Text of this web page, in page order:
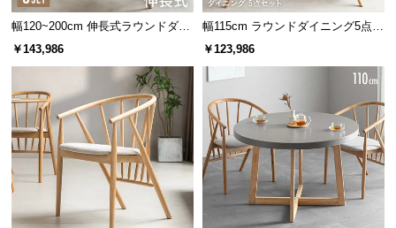
幅120~200cm 伸長式ラウンドダイ
ニング5点セット
￥143,986
幅115cm ラウンドダイニング5点セ
ット
￥123,986